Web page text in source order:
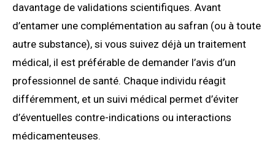
davantage de validations scientifiques. Avant
d’entamer une complémentation au safran (ou à toute
autre substance), si vous suivez déjà un traitement
médical, il est préférable de demander l’avis d’un
professionnel de santé. Chaque individu réagit
différemment, et un suivi médical permet d’éviter
d’éventuelles contre-indications ou interactions
médicamenteuses.